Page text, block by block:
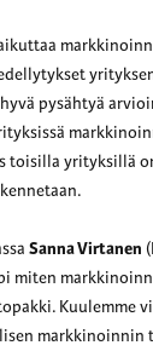
pysähtyä
toisilla yrityksillä
Sanna Virtanen
miten
Kuulemme
markkinoinnin